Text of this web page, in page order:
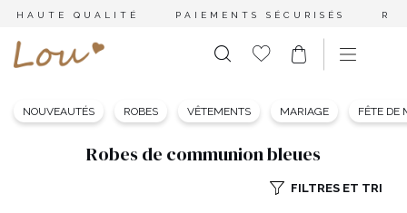
HAUTE QUALITÉ PAIEMENTS SÉCURISÉS
NOUVEAUTÉS ROBES VÊTEMENTS MARIAGE FÊTE DE
Robes de communion bleues
FILTRES ET TRI